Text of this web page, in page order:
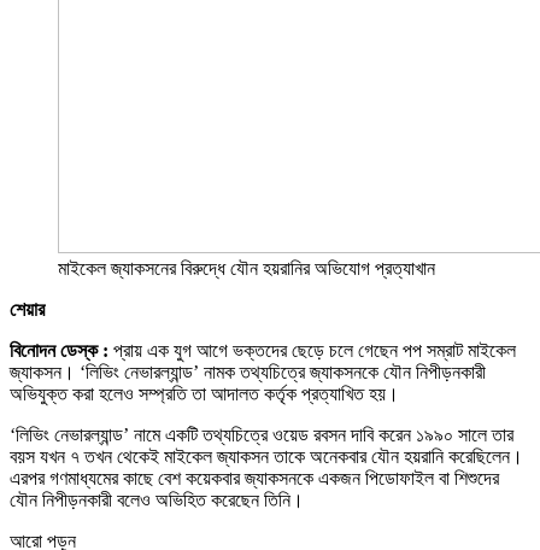
মাইকেল জ্যাকসনের বিরুদ্ধে যৌন হয়রানির অভিযোগ প্রত্যাখান
শেয়ার
বিনোদন ডেস্ক : প্রায় এক যুগ আগে ভক্তদের ছেড়ে চলে গেছেন পপ সম্রাট মাইকেল
জ্যাকসন। ‘লিভিং নেভারল্যান্ড’ নামক তথ্যচিত্রে জ্যাকসনকে যৌন নিপীড়নকারী
অভিযুক্ত করা হলেও সম্প্রতি তা আদালত কর্তৃক প্রত্যাখিত হয়।
‘লিভিং নেভারল্যান্ড’ নামে একটি তথ্যচিত্রে ওয়েড রবসন দাবি করেন ১৯৯০ সালে তার
বয়স যখন ৭ তখন থেকেই মাইকেল জ্যাকসন তাকে অনেকবার যৌন হয়রানি করেছিলেন।
এরপর গণমাধ্যমের কাছে বেশ কয়েকবার জ্যাকসনকে একজন পিডোফাইল বা শিশুদের
যৌন নিপীড়নকারী বলেও অভিহিত করেছেন তিনি।
আরো পড়ুন